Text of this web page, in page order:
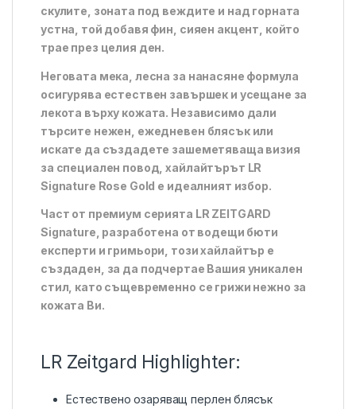
скулите, зоната под веждите и над горната
устна, той добавя фин, сияен акцент, който
трае през целия ден.
Неговата мека, лесна за нанасяне формула
осигурява естествен завършек и усещане за
лекота върху кожата. Независимо дали
търсите нежен, ежедневен блясък или
искате да създадете зашеметяваща визия
за специален повод, хайлайтърът LR
Signature Rose Gold е идеалният избор.
Част от премиум серията LR ZEITGARD
Signature, разработена от водещи бюти
експерти и гримьори, този хайлайтър е
създаден, за да подчертае Вашия уникален
стил, като същевременно се грижи нежно за
кожата Ви.
LR Zeitgard Highlighter:
Естествено озаряващ перлен блясък